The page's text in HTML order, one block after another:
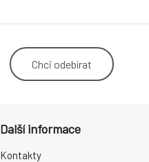
Chci odebírat
Další informace
Kontakty